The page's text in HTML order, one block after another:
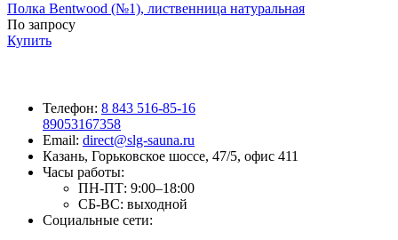
Полка Bentwood (№1), лиственница натуральная
По запросу
Купить
Телефон: 8 843 516-85-16
89053167358
Email: direct@slg-sauna.ru
Казань, Горьковское шоссе, 47/5, офис 411
Часы работы:
ПН-ПТ: 9:00–18:00
СБ-ВС: выходной
Социальные сети: